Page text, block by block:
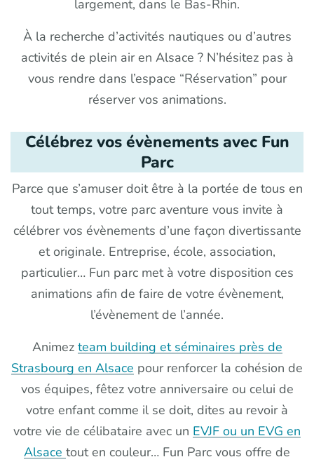
largement, dans le Bas-Rhin.
À la recherche d’activités nautiques ou d’autres
activités de plein air en Alsace ? N’hésitez pas à
vous rendre dans l’espace “Réservation” pour
réserver vos animations.
Célébrez vos évènements avec Fun
Parc
Parce que s’amuser doit être à la portée de tous en
tout temps, votre parc aventure vous invite à
célébrer vos évènements d’une façon divertissante
et originale. Entreprise, école, association,
particulier… Fun parc met à votre disposition ces
animations afin de faire de votre évènement,
l’évènement de l’année.
Animez team building et séminaires près de
Strasbourg en Alsace pour renforcer la cohésion de
vos équipes, fêtez votre anniversaire ou celui de
votre enfant comme il se doit, dites au revoir à
votre vie de célibataire avec un EVJF ou un EVG en
Alsace tout en couleur… Fun Parc vous offre de